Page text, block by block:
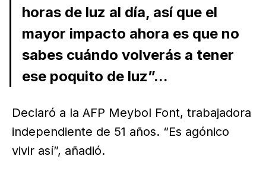
horas de luz al día, así que el
mayor impacto ahora es que no
sabes cuándo volverás a tener
ese poquito de luz”...
Declaró a la AFP Meybol Font, trabajadora
independiente de 51 años. “Es agónico
vivir así”, añadió.